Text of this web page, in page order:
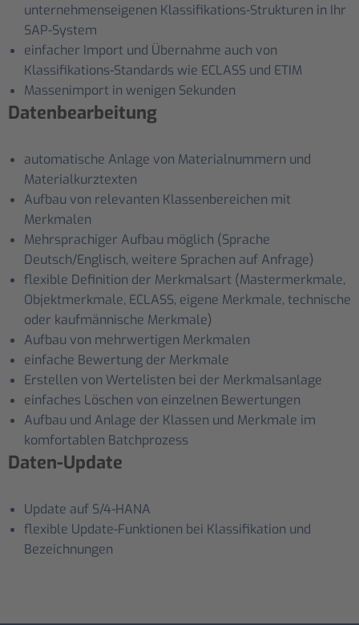
unternehmenseigenen Klassifikations-Strukturen in Ihr
SAP-System
einfacher Import und Übernahme auch von
Klassifikations-Standards wie ECLASS und ETIM
Massenimport in wenigen Sekunden
Datenbearbeitung
automatische Anlage von Materialnummern und
Materialkurztexten
Aufbau von relevanten Klassenbereichen mit
Merkmalen
Mehrsprachiger Aufbau möglich (Sprache
Deutsch/Englisch, weitere Sprachen auf Anfrage)
flexible Definition der Merkmalsart (Mastermerkmale,
Objektmerkmale, ECLASS, eigene Merkmale, technische
oder kaufmännische Merkmale)
Aufbau von mehrwertigen Merkmalen
einfache Bewertung der Merkmale
Erstellen von Wertelisten bei der Merkmalsanlage
einfaches Löschen von einzelnen Bewertungen
Aufbau und Anlage der Klassen und Merkmale im
komfortablen Batchprozess
Daten-Update
Update auf S/4-HANA
flexible Update-Funktionen bei Klassifikation und
Bezeichnungen